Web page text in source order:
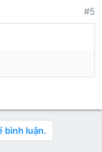
#5
bình luận.